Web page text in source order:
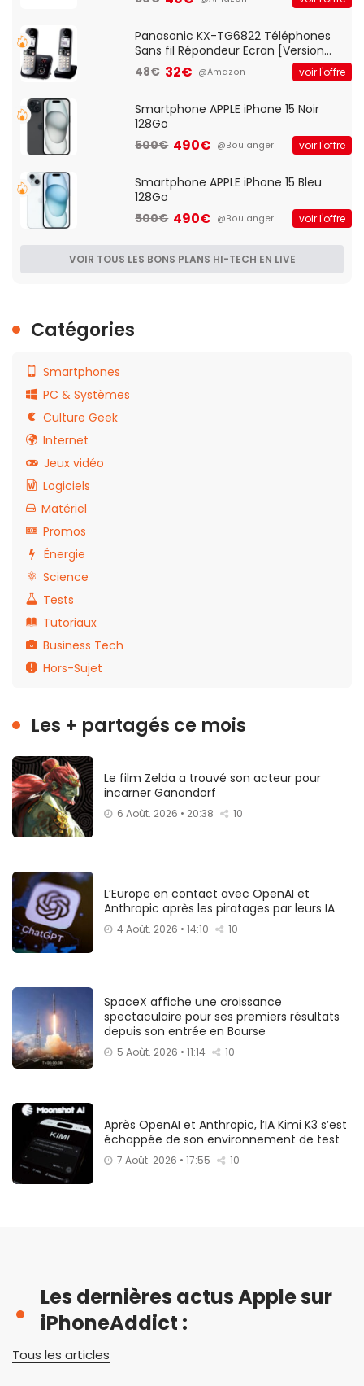
d'accès et Bridge, contrôle Parental,
Panasonic KX-TG6822 Téléphones
Sans fil Répondeur Ecran [Version
Française]
48€ 32€ @Amazon voir l'offre
Smartphone APPLE iPhone 15 Noir
128Go
500€ 490€ @Boulanger voir l'offre
Smartphone APPLE iPhone 15 Bleu
128Go
500€ 490€ @Boulanger voir l'offre
VOIR TOUS LES BONS PLANS HI-TECH EN LIVE
Catégories
Smartphones
PC & Systèmes
Culture Geek
Internet
Jeux vidéo
Logiciels
Matériel
Promos
Énergie
Science
Tests
Tutoriaux
Business Tech
Hors-Sujet
Les + partagés ce mois
Le film Zelda a trouvé son acteur pour
incarner Ganondorf
6 Août. 2026 • 20:38 10
L’Europe en contact avec OpenAI et
Anthropic après les piratages par leurs IA
4 Août. 2026 • 14:10 10
SpaceX affiche une croissance
spectaculaire pour ses premiers résultats
depuis son entrée en Bourse
5 Août. 2026 • 11:14 10
Après OpenAI et Anthropic, l’IA Kimi K3 s’est
échappée de son environnement de test
7 Août. 2026 • 17:55 10
Les dernières actus Apple sur
iPhoneAddict :
Tous les articles